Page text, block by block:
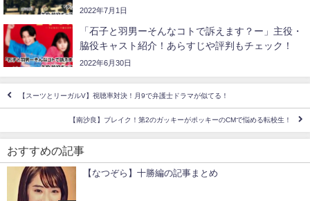
2022年7月1日
「石子と羽男ーそんなコトで訴えます？ー」主役・
脇役キャスト紹介！あらすじや評判もチェック！
2022年6月30日
【スーツとリーガルV】視聴率対決！月9で弁護士ドラマが似てる！
【南沙良】ブレイク！第2のガッキーがポッキーのCMで悩める転校生！
おすすめの記事
【なつぞら】十勝編の記事まとめ